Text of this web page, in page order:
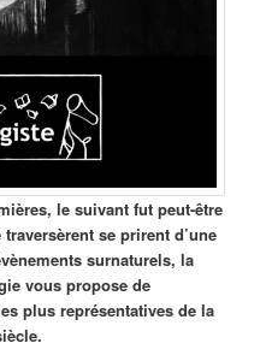
le suivant fut peut-être
se prirent d’une
surnaturels, la
vous propose de
plus représentatives de la